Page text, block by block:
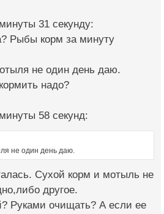
31 секунду:
Рыбы корм за минуту
не один день даю.
надо?
58 секунд:
не один день даю.
Сухой корм и мотыль не
другое.
Руками очищать? А если ее